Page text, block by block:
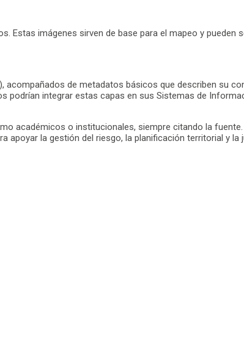
imágenes sirven de base para el mapeo y pueden
), acompañados de metadatos básicos que describen su
integrar estas capas en sus Sistemas de
académicos o institucionales, siempre citando la fuente.
la gestión del riesgo, la planificación territorial y